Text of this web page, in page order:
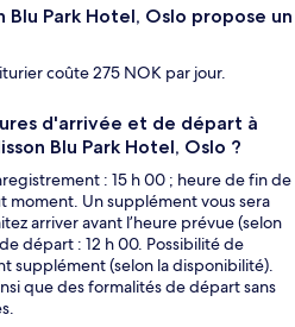
Blu Park Hotel, Oslo propose un
coûte 275 NOK par jour.
d'arrivée et de départ à
Blu Park Hotel, Oslo ?
: 15 h 00 ; heure de fin de
moment. Un supplément vous sera
arriver avant l’heure prévue (selon
départ : 12 h 00. Possibilité de
supplément (selon la disponibilité).
que des formalités de départ sans